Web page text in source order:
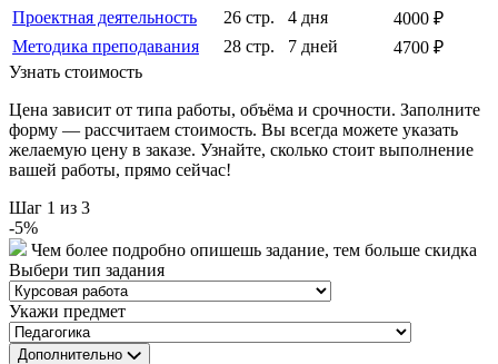
Проектная деятельность
26 стр. 4 дня
4000 ₽
Методика преподавания
28 стр. 7 дней
4700 ₽
Узнать стоимость
Цена зависит от типа работы, объёма и срочности. Заполните
форму — рассчитаем стоимость. Вы всегда можете указать
желаемую цену в заказе. Узнайте, сколько стоит выполнение
вашей работы, прямо сейчас!
Шаг 1 из 3
-5%
Чем более подробно опишешь задание, тем больше скидка
Выбери тип задания
Укажи предмет
Дополнительно